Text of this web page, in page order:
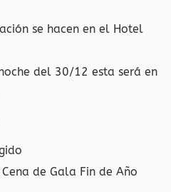
se hacen en el Hotel
del 30/12 esta será en
de Gala Fin de Año